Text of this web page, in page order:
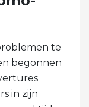
te
begonnen
in zijn